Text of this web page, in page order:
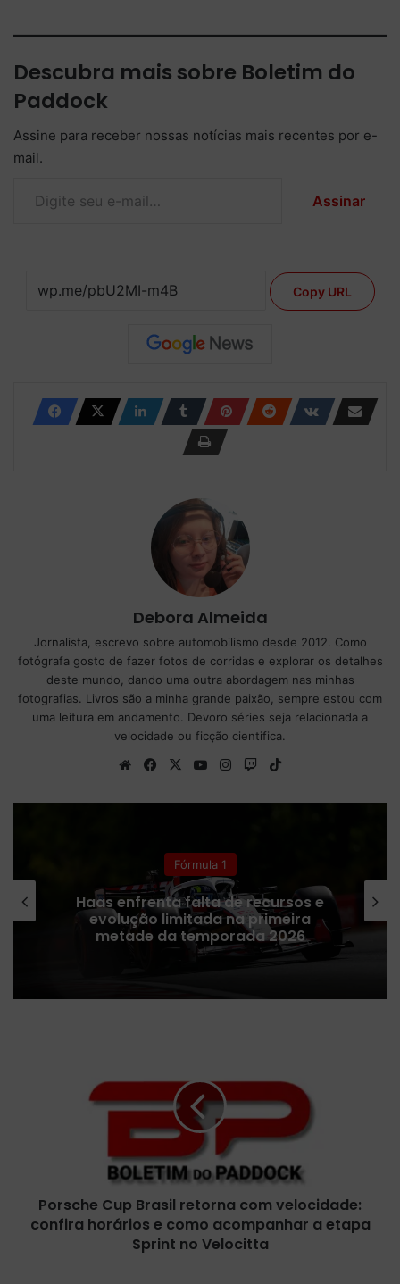
Descubra mais sobre Boletim do
Paddock
Assine para receber nossas notícias mais recentes por e-
mail.
Assinar
Copy URL
Debora Almeida
Jornalista, escrevo sobre automobilismo desde 2012. Como
fotógrafa gosto de fazer fotos de corridas e explorar os detalhes
deste mundo, dando uma outra abordagem nas minhas
fotografias. Livros são a minha grande paixão, sempre estou com
uma leitura em andamento. Devoro séries seja relacionada a
velocidade ou ficção cientifica.
We
te
Fa
bo
X
Yo
ub
Ins
ra
Tw
h
k
Fórmula 1
Receita da Fórmula 1 despenca após
cancelamentos da provas no Oriente
Médio, revela Liberty Media
Porsche Cup Brasil retorna com velocidade:
confira horários e como acompanhar a etapa
Sprint no Velocitta